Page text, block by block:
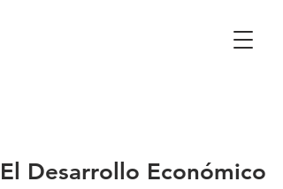
El Desarrollo Económico